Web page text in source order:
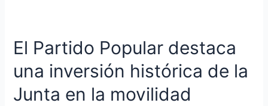
a
cuatro
policías
locales
de
El Partido Popular destaca
una inversión histórica de la
Junta en la movilidad